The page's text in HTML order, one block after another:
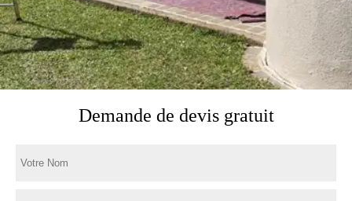
Demande de devis gratuit